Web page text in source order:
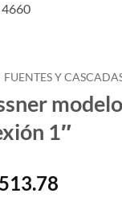
FUENTES Y
modelo
1″